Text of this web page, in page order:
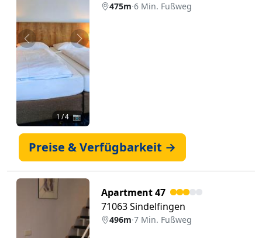
Zurück Weiter
1 / 4 📷
475m·6 Min. Fußweg
Preise & Verfügbarkeit →
Apartment 47
71063 Sindelfingen
496m·7 Min. Fußweg